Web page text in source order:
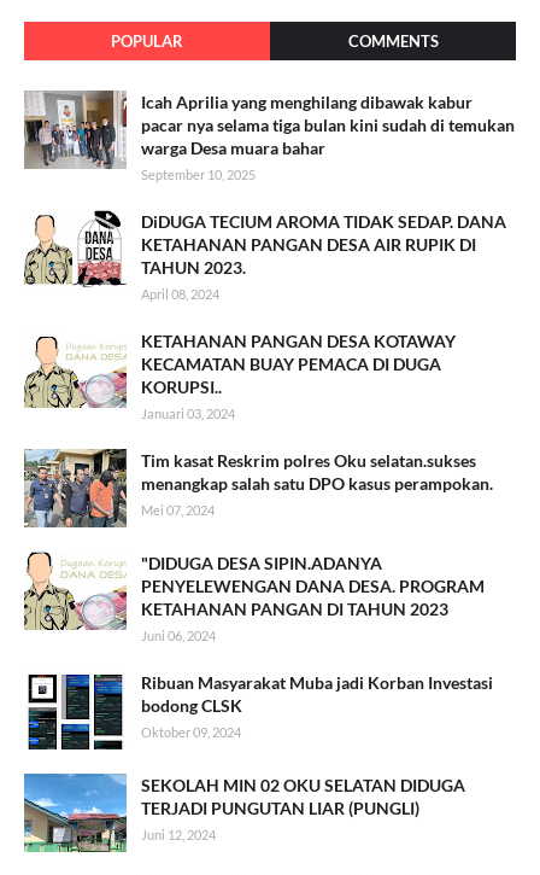
POPULAR COMMENTS
Icah Aprilia yang menghilang dibawak kabur
pacar nya selama tiga bulan kini sudah di temukan
warga Desa muara bahar
September 10, 2025
DiDUGA TECIUM AROMA TIDAK SEDAP. DANA
KETAHANAN PANGAN DESA AIR RUPIK DI
TAHUN 2023.
April 08, 2024
KETAHANAN PANGAN DESA KOTAWAY
KECAMATAN BUAY PEMACA DI DUGA
KORUPSI..
Januari 03, 2024
Tim kasat Reskrim polres Oku selatan.sukses
menangkap salah satu DPO kasus perampokan.
Mei 07, 2024
"DIDUGA DESA SIPIN.ADANYA
PENYELEWENGAN DANA DESA. PROGRAM
KETAHANAN PANGAN DI TAHUN 2023
Juni 06, 2024
Ribuan Masyarakat Muba jadi Korban Investasi
bodong CLSK
Oktober 09, 2024
SEKOLAH MIN 02 OKU SELATAN DIDUGA
TERJADI PUNGUTAN LIAR (PUNGLI)
Juni 12, 2024